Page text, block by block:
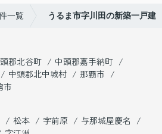
一覧 うるま市字川田の新築一戸建
郡北谷町
中頭郡嘉手納町
中頭郡北中城村
那覇市
市
松本 字前原
与那城屋慶名